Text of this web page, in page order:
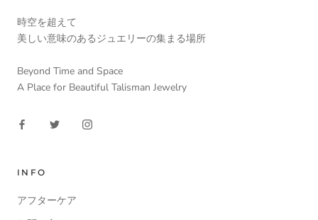
時空を超えて
美しい意味のあるジュエリーの集まる場所
Beyond Time and Space
A Place for Beautiful Talisman Jewelry
INFO
アフターケア